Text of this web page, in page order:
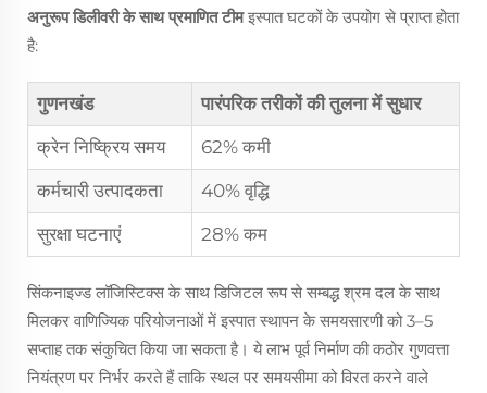
अनुरूप डिलीवरी के साथ प्रमाणित टीमइस्पात घटकों के उपयोग से प्राप्त होता
है:
गुणनखंड
पारंपरिक तरीकों की तुलना में सुधार
क्रेन निष्क्रिय समय
62% कमी
कर्मचारी उत्पादकता
40% वृद्धि
सुरक्षा घटनाएं
28% कम
सिंकनाइज्ड लॉजिस्टिक्स के साथ डिजिटल रूप से सम्बद्ध श्रम दल के साथ
मिलकर वाणिज्यिक परियोजनाओं में इस्पात स्थापन के समयसारणी को 3–5
सप्ताह तक संकुचित किया जा सकता है। ये लाभ पूर्व निर्माण की कठोर गुणवत्ता
नियंत्रण पर निर्भर करते हैं ताकि स्थल पर समयसीमा को विरत करने वाले